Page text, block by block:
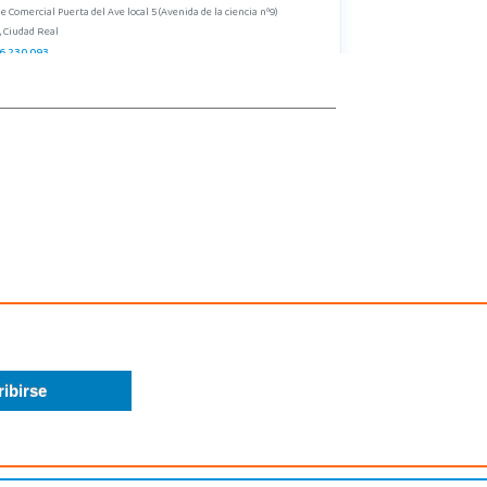
Comercial Puerta del Ave local 5 (Avenida de la ciencia nº9)
Ciudad Real
230 093
STOCK DISPONIBLE
Juguetilandia Leganés
Leganés